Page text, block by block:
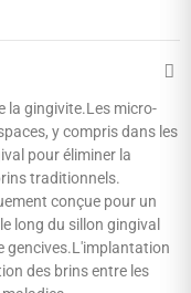
la gingivite.Les micro-
y compris dans les
pour éliminer la
traditionnels.
conçue pour un
long du sillon gingival
gencives.L'implantation
des brins entre les